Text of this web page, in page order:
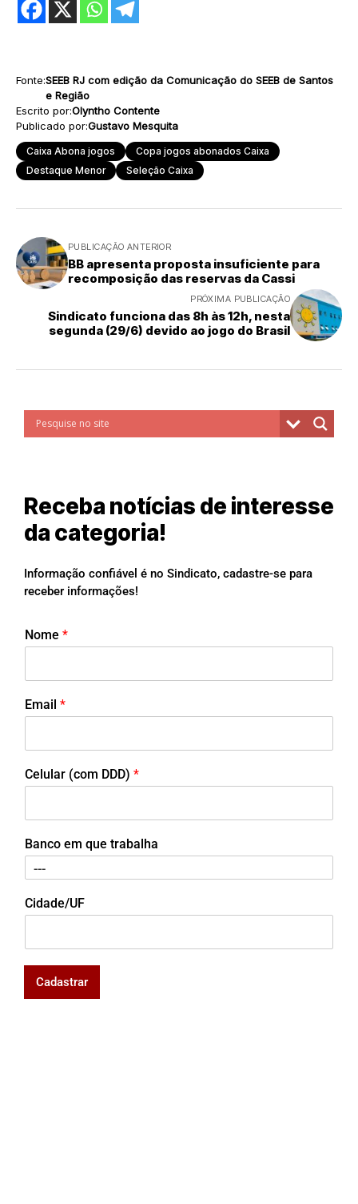
Fonte:SEEB RJ com edição da Comunicação do SEEB de Santos
e Região
Escrito por:Olyntho Contente
Publicado por:Gustavo Mesquita
Caixa Abona jogos
Copa jogos abonados Caixa
Destaque Menor
Seleção Caixa
PUBLICAÇÃO ANTERIOR
BB apresenta proposta insuficiente para
recomposição das reservas da Cassi
PRÓXIMA PUBLICAÇÃO
Sindicato funciona das 8h às 12h, nesta
segunda (29/6) devido ao jogo do Brasil
Receba notícias de interesse
da categoria!
Informação confiável é no Sindicato, cadastre-se para
receber informações!
Nome *
Email *
Celular (com DDD) *
Banco em que trabalha
Cidade/UF
Cadastrar